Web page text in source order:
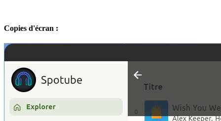
Copies d'écran :